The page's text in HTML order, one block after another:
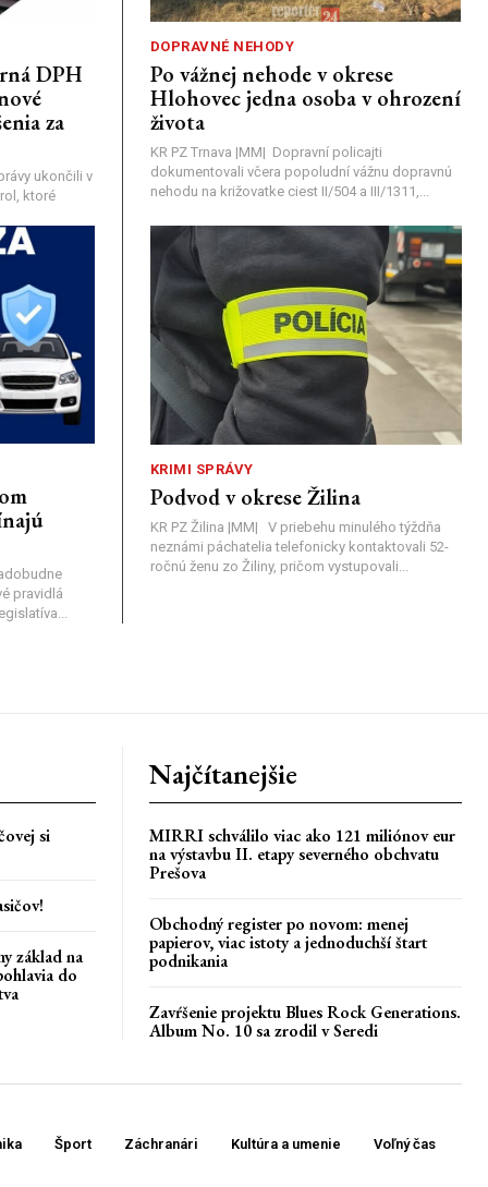
DPH
za
ukončili v
ktoré
DOPRAVNÉ NEHODY
Po vážnej nehode v okrese
Hlohovec jedna osoba v ohrození
života
KR PZ Trnava |MM| Dopravní policajti
dokumentovali včera popoludní vážnu dopravnú
nehodu na križovatke ciest II/504 a III/1311,...
pravidlá
KRIMI SPRÁVY
Podvod v okrese Žilina
KR PZ Žilina |MM| V priebehu minulého týždňa
neznámi páchatelia telefonicky kontaktovali 52-
ročnú ženu zo Žiliny, pričom vystupovali...
si
základ na
do
Najčítanejšie
MIRRI schválilo viac ako 121 miliónov eur
na výstavbu II. etapy severného obchvatu
Prešova
Obchodný register po novom: menej
papierov, viac istoty a jednoduchší štart
podnikania
Zavŕšenie projektu Blues Rock Generations.
Album No. 10 sa zrodil v Seredi
Šport Záchranári Kultúra a umenie Voľný čas